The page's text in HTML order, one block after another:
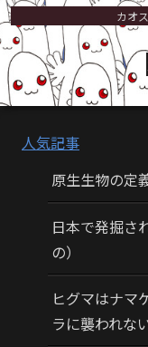
カオ
人気記事
原生生物の定
日本で発掘さ
の）
ヒグマはナマ
ラに襲われな